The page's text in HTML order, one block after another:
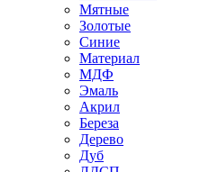
Мятные
Золотые
Синие
Материал
МДФ
Эмаль
Акрил
Береза
Дерево
Дуб